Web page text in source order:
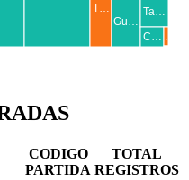
T…
Gu…
Ta…
C…
.
CODIGO
PARTIDA
TOTAL
REGISTROS